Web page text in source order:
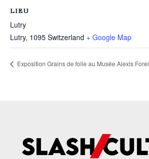
LIEU
Lutry
Lutry, 1095 Switzerland + Google Map
Exposition Grains de folie au Musée Alexis Forel